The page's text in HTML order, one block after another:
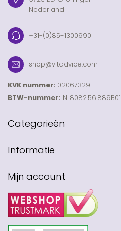
Nederland
+31-(0)85-1300990
shop@vitadvice.com
KVK nummer: 02067329
BTW-nummer: NL8082.56.889B01
Categorieën
Informatie
Mijn account